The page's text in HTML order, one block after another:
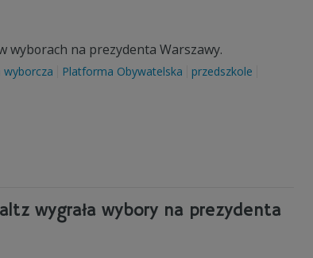
wyborach na prezydenta Warszawy.
wyborcza Platforma Obywatelska
przedszkole
wygrała wybory na prezydenta